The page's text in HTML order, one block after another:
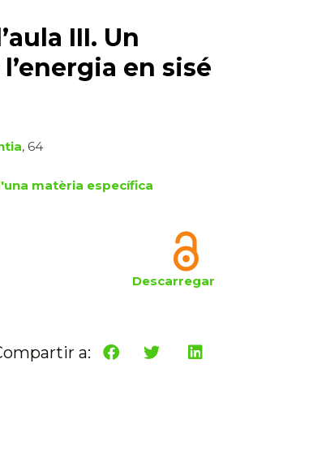
III. Un
en sisé
, 64
matèria específica
Descarregar
a: